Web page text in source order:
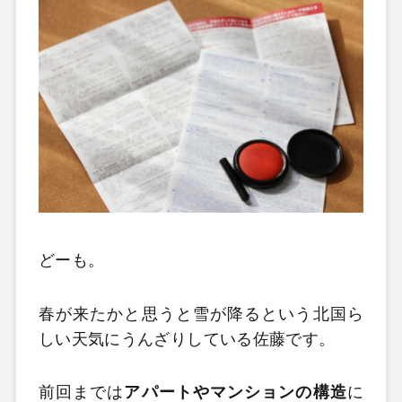
どーも。
春が来たかと思うと雪が降るという北国ら
しい天気にうんざりしている佐藤です。
前回まではアパートやマンションの構造に